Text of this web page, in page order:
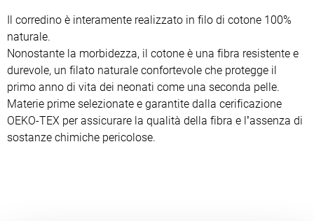
Il corredino è interamente realizzato in filo di cotone 100%
naturale.
Nonostante la morbidezza, il cotone è una fibra resistente e
durevole, un filato naturale confortevole che protegge il
primo anno di vita dei neonati come una seconda pelle.
Materie prime selezionate e garantite dalla cerificazione
OEKO-TEX per assicurare la qualità della fibra e l’assenza di
sostanze chimiche pericolose.